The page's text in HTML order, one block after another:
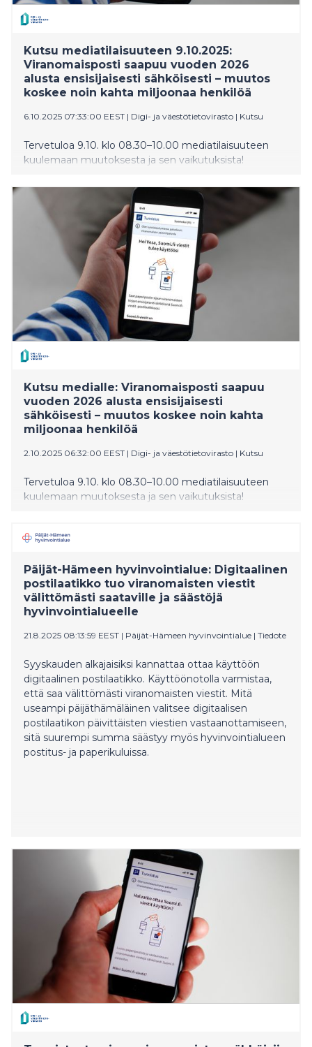
Kutsu mediatilaisuuteen 9.10.2025:
Viranomaisposti saapuu vuoden 2026
alusta ensisijaisesti sähköisesti – muutos
koskee noin kahta miljoonaa henkilöä
6.10.2025 07:33:00 EEST | Digi- ja väestötietovirasto | Kutsu
Tervetuloa 9.10. klo 08.30–10.00 mediatilaisuuteen
kuulemaan muutoksesta ja sen vaikutuksista!
Kutsu medialle: Viranomaisposti saapuu
vuoden 2026 alusta ensisijaisesti
sähköisesti – muutos koskee noin kahta
miljoonaa henkilöä
2.10.2025 06:32:00 EEST | Digi- ja väestötietovirasto | Kutsu
Tervetuloa 9.10. klo 08.30–10.00 mediatilaisuuteen
kuulemaan muutoksesta ja sen vaikutuksista!
Päijät-Hämeen hyvinvointialue: Digitaalinen
postilaatikko tuo viranomaisten viestit
välittömästi saataville ja säästöjä
hyvinvointialueelle
21.8.2025 08:13:59 EEST | Päijät-Hämeen hyvinvointialue | Tiedote
Syyskauden alkajaisiksi kannattaa ottaa käyttöön
digitaalinen postilaatikko. Käyttöönotolla varmistaa,
että saa välittömästi viranomaisten viestit. Mitä
useampi päijäthämäläinen valitsee digitaalisen
postilaatikon päivittäisten viestien vastaanottamiseen,
sitä suurempi summa säästyy myös hyvinvointialueen
postitus- ja paperikuluissa.